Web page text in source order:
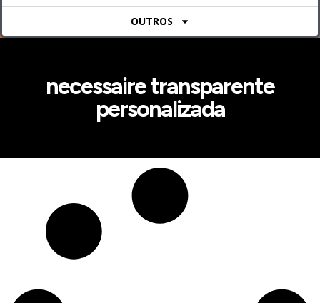
OUTROS
necessaire transparente
personalizada